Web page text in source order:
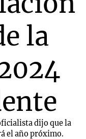
la
dijo que la
el año próximo.